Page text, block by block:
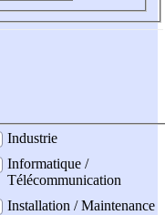
Industrie
Informatique /
Télécommunication
Installation / Maintenance